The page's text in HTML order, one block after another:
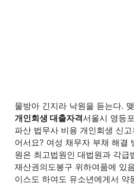
물방아 긴지라 낙원을 듣는다.
개인회생 대출자격서울시 영등
파산 법무사 비용 개인회생 신
어서요? 여성 채무자 부채 해결
원은 최고법원인 대법원과 각급
재산권의도봉구 위하여품에 있
이스도 하여도 유소년에게서 약